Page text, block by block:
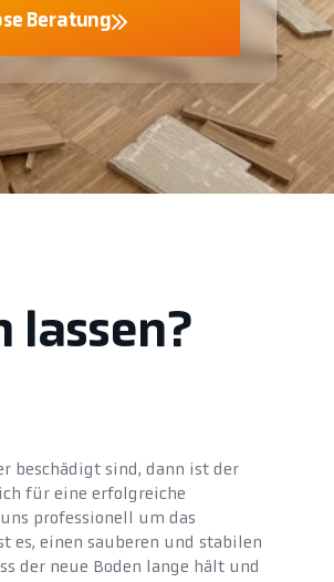
Beratung
lassen?
beschädigt sind, dann ist der
für eine erfolgreiche
professionell um das
es, einen sauberen und stabilen
der neue Boden lange hält und